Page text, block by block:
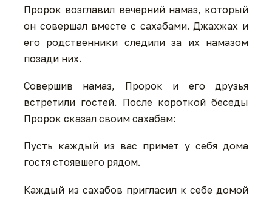
Пророк возглавил вечерний намаз, который
он совершал вместе с сахабами. Джахжах и
его родственники следили за их намазом
позади них.
Совершив намаз, Пророк и его друзья
встретили гостей. После короткой беседы
Пророк сказал своим сахабам:
Пусть каждый из вас примет у себя дома
гостя стоявшего рядом.
Каждый из сахабов пригласил к себе домой